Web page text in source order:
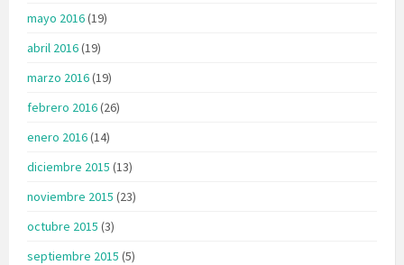
mayo 2016(19)
abril 2016(19)
marzo 2016(19)
febrero 2016(26)
enero 2016(14)
diciembre 2015 (13)
noviembre 2015 (23)
octubre 2015 (3)
septiembre 2015 (5)